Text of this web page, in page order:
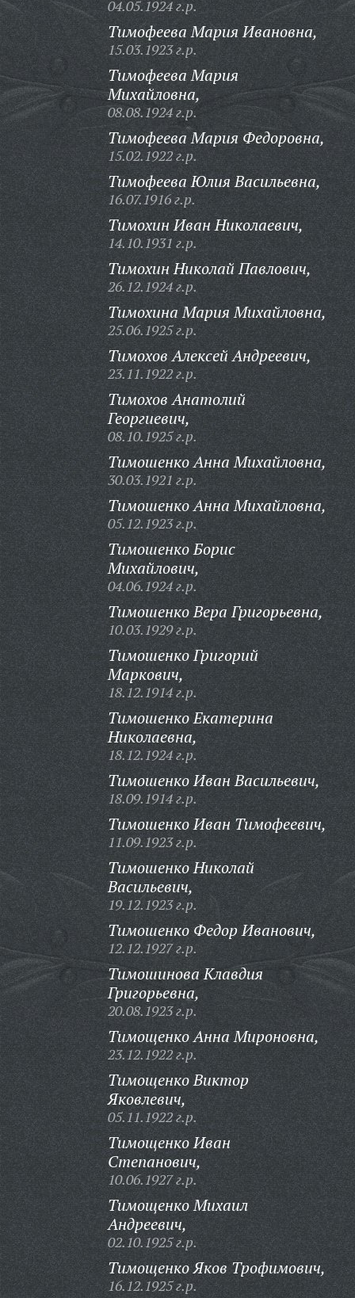
04.05.1924 г.р.
Тимофеева Мария Ивановна,
15.03.1923 г.р.
Тимофеева Мария
Михайловна,
08.08.1924 г.р.
Тимофеева Мария Федоровна,
15.02.1922 г.р.
Тимофеева Юлия Васильевна,
16.07.1916 г.р.
Тимохин Иван Николаевич,
14.10.1931 г.р.
Тимохин Николай Павлович,
26.12.1924 г.р.
Тимохина Мария Михайловна,
25.06.1925 г.р.
Тимохов Алексей Андреевич,
23.11.1922 г.р.
Тимохов Анатолий
Георгиевич,
08.10.1925 г.р.
Тимошенко Анна Михайловна,
30.03.1921 г.р.
Тимошенко Анна Михайловна,
05.12.1923 г.р.
Тимошенко Борис
Михайлович,
04.06.1924 г.р.
Тимошенко Вера Григорьевна,
10.03.1929 г.р.
Тимошенко Григорий
Маркович,
18.12.1914 г.р.
Тимошенко Екатерина
Николаевна,
18.12.1924 г.р.
Тимошенко Иван Васильевич,
18.09.1914 г.р.
Тимошенко Иван Тимофеевич,
11.09.1923 г.р.
Тимошенко Николай
Васильевич,
19.12.1923 г.р.
Тимошенко Федор Иванович,
12.12.1927 г.р.
Тимошинова Клавдия
Григорьевна,
20.08.1923 г.р.
Тимощенко Анна Мироновна,
23.12.1922 г.р.
Тимощенко Виктор
Яковлевич,
05.11.1922 г.р.
Тимощенко Иван
Степанович,
10.06.1927 г.р.
Тимощенко Михаил
Андреевич,
02.10.1925 г.р.
Тимощенко Яков Трофимович,
16.12.1925 г.р.